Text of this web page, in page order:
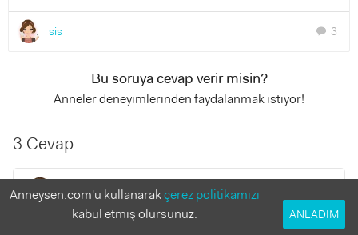
sis chat 3
Bu soruya cevap verir misin?
Anneler deneyimlerinden faydalanmak istiyor!
3 Cevap
15 yıl önce
Anneysen.com'u kullanarakçerez politikamızı
kabul etmiş olursunuz.
ANLADIM